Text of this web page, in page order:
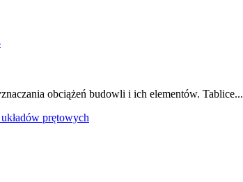
obciążeń budowli i ich elementów. Tablice...